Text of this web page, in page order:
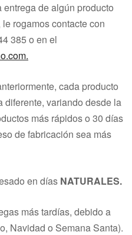
de algún producto
rogamos contacte con
385 o en el
.
cada producto
diferente, variando desde la
más rápidos o 30 días
de fabricación sea más
en días NATURALES.
más tardías, debido a
Navidad o Semana Santa).